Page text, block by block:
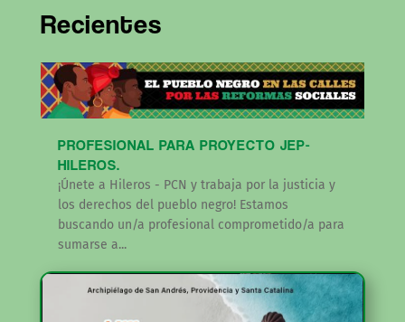
Recientes
PROFESIONAL PARA PROYECTO JEP-
HILEROS.
¡Únete a Hileros - PCN y trabaja por la justicia y
los derechos del pueblo negro! Estamos
buscando un/a profesional comprometido/a para
sumarse a...